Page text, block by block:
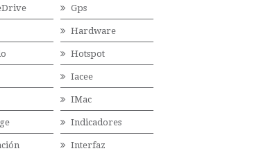
Gps
Hardware
Hotspot
Iacee
IMac
Indicadores
Interfaz